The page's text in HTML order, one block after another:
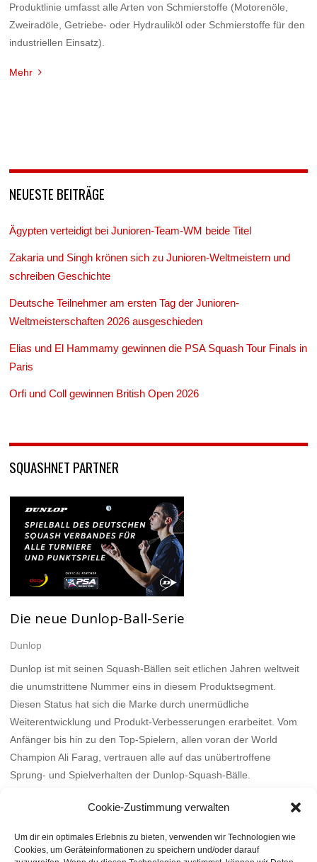
Cookie-Zustimmung verwalten
Um dir ein optimales Erlebnis zu bieten, verwenden wir Technologien wie
Cookies, um Geräteinformationen zu speichern und/oder darauf
Produktlinie umfasst alle Arten von Schmierstoffe (Motorenöle,
Zweiradöle, Getriebe- oder Hydrauliköl oder Schmierstoffe für den
industriellen Einsatz).
Mehr
NEUESTE BEITRÄGE
Ägypten verteidigt bei Junioren-Team-WM beide Titel
Zakaria und Singh krönen sich zu Junioren-Weltmeistern und
schreiben Geschichte
Deutsche Teilnehmer am ersten Tag der Junioren-
Weltmeisterschaften 2026 ausgeschieden
Elias und El Hammamy gewinnen die PSA Squash Tour Finals in
Paris
Orfi und Coll gewinnen British Open 2026
SQUASHNET PARTNER
Die neue Dunlop-Ball-Serie
Dunlop
Dunlop ist mit seinen Squash-Bällen seit etlichen Jahren weltweit
die unumstrittene Nummer eins in diesem Produktsegment.
Diesen Status hat sich die Marke durch unermüdliche
Weiterentwicklung und Produkt-Verbesserungen erarbeitet. Vom
Anfänger bis hin zu den Top-Spielern, allen voran der World
Champion Ali Farag, vertrauen alle auf das unübertroffene
Sprung- und Spielverhalten der Dunlop-Squash-Bälle.